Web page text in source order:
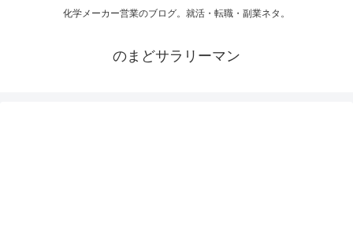
化学メーカー営業のブログ。就活・転職・副業ネタ。
のまどサラリーマン